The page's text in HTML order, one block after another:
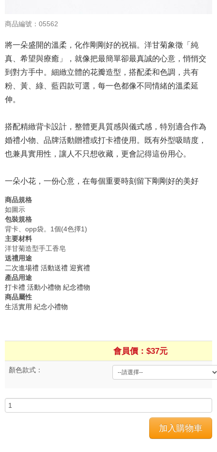
商品編號：05562
將一朵盛開的溫柔，化作剛剛好的祝福。洋甘菊象徵「純
真、希望與療癒」，就像把最簡單卻最真誠的心意，悄悄交
到對方手中。細緻立體的花瓣造型，搭配柔和色調，共有
粉、黃、綠、藍四款可選，每一色都像不同情緒的溫柔延
伸。
搭配精緻背卡設計，整體更具質感與儀式感，特別適合作為
婚禮小物、品牌活動贈禮或打卡禮使用。既有外型吸睛度，
也兼具實用性，讓人不只想收藏，更會記得這份用心。
一朵小花，一份心意，在每個重要時刻留下剛剛好的美好
商品規格
如圖示
包裝規格
背卡、opp袋。1個(4色擇1)
主要材料
洋甘菊造型手工香皂
送禮用途
二次進場禮 活動送禮 迎賓禮
產品用途
打卡禮 活動小禮物 紀念禮物
商品屬性
生活實用 紀念小禮物
會員價：$37元
顏色款式：